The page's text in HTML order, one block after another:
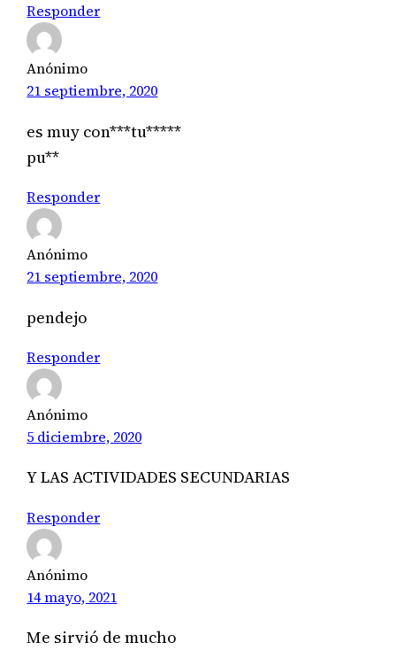
Responder
Anónimo
21 septiembre, 2020
es muy con***tu*****
pu**
Responder
Anónimo
21 septiembre, 2020
pendejo
Responder
Anónimo
5 diciembre, 2020
Y LAS ACTIVIDADES SECUNDARIAS
Responder
Anónimo
14 mayo, 2021
Me sirvió de mucho